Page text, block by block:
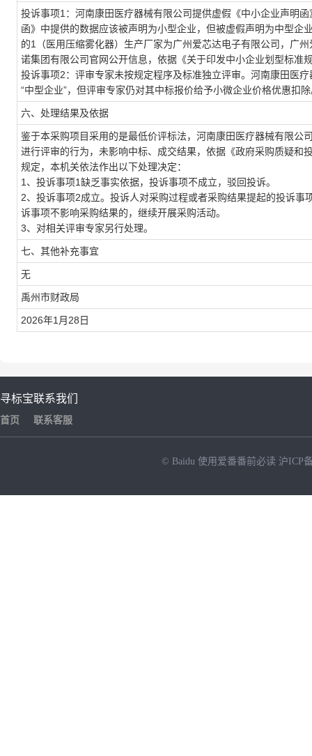
投诉事项1：河南康田医疗器械有限公司提供虚假《中小企业声明
函》中提供的数据应该被声明为小型企业，但被虚假声明为中型
的1（医用压缩雾化器）生产厂家为广州爱芯达电子有限公司，广
诺集团有限公司官网公开信息，依据《关于印发中小企业划型标准
投诉事项2：评审专家未按规定程序及标准独立评审。河南康田医
“中型企业”，但评审专家仍对其中标报价给予小微企业价格优惠扣
六、处理结果及依据
鉴于本采购项目采用的是最低价评标法，河南康田医疗器械有限
进行评审的行为，未影响中标、成交结果，依据《政府采购质疑
规定，本机关依法作出以下处理决定：
1、投诉事项1缺乏事实依据，投诉事项不成立，驳回投诉。
2、投诉事项2成立。投诉人对采购过程或者采购结果提起的投诉
诉事项不影响采购结果的，继续开展采购活动。
3、对相关评审专家另行处理。
七、其他补充事宜
无
禹州市财政局
2026年1月28日
寻标宝
首页
联系我们
联系客服
© Baidu 使用爱番番前必读 沪ICP